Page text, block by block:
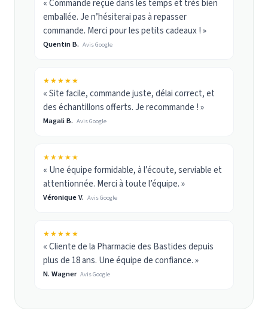
« Commande reçue dans les temps et très bien
emballée. Je n’hésiterai pas à repasser
commande. Merci pour les petits cadeaux ! »
Quentin B. Avis Google
★★★★★
« Site facile, commande juste, délai correct, et
des échantillons offerts. Je recommande ! »
Magali B. Avis Google
★★★★★
« Une équipe formidable, à l’écoute, serviable et
attentionnée. Merci à toute l’équipe. »
Véronique V. Avis Google
★★★★★
« Cliente de la Pharmacie des Bastides depuis
plus de 18 ans. Une équipe de confiance. »
N. Wagner Avis Google